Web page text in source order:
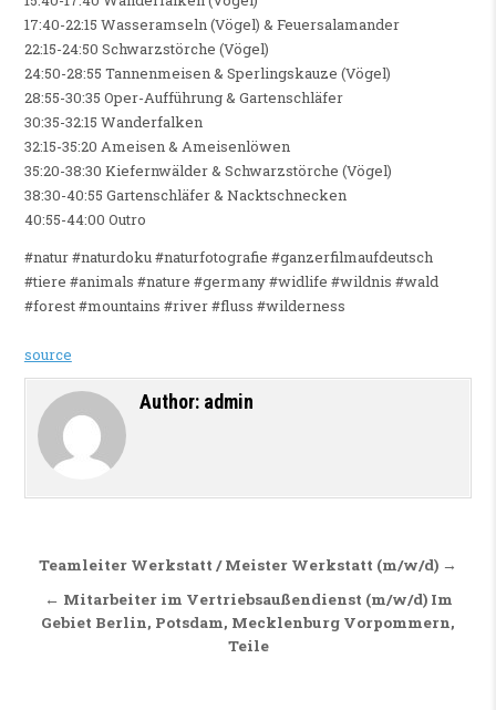
17:40-22:15 Wasseramseln (Vögel) & Feuersalamander
22:15-24:50 Schwarzstörche (Vögel)
24:50-28:55 Tannenmeisen & Sperlingskauze (Vögel)
28:55-30:35 Oper-Aufführung & Gartenschläfer
30:35-32:15 Wanderfalken
32:15-35:20 Ameisen & Ameisenlöwen
35:20-38:30 Kiefernwälder & Schwarzstörche (Vögel)
38:30-40:55 Gartenschläfer & Nacktschnecken
40:55-44:00 Outro
#natur #naturdoku #naturfotografie #ganzerfilmaufdeutsch
#tiere #animals #nature #germany #widlife #wildnis #wald
#forest #mountains #river #fluss #wilderness
source
Author: admin
Beitragsnavigation
Teamleiter Werkstatt / Meister Werkstatt (m/w/d) →
← Mitarbeiter im Vertriebsaußendienst (m/w/d) Im
Gebiet Berlin, Potsdam, Mecklenburg Vorpommern,
Teile